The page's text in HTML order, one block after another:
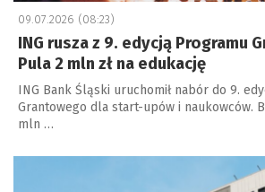
09.07.2026 (08:23)
ING rusza z 9. edycją Programu
Pula 2 mln zł na edukację
ING Bank Śląski uruchomił nabór do 9.
Grantowego dla start-upów i naukowców.
mln …
a